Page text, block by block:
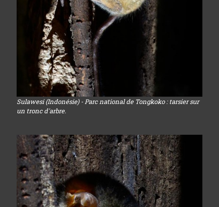
Sulawesi (Indonésie) - Parc national de Tongkoko : tarsier sur
un tronc d'arbre.